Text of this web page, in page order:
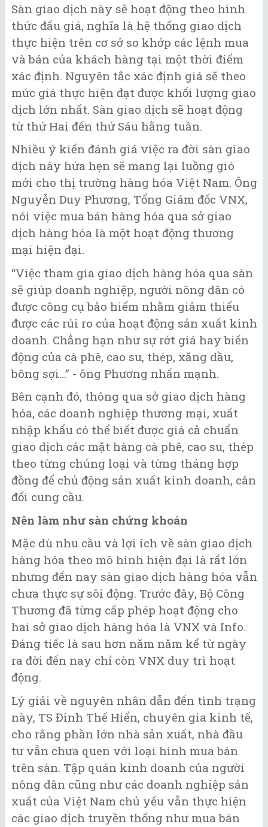
Sàn giao dịch này sẽ hoạt động theo hình
thức đấu giá, nghĩa là hệ thống giao dịch
thực hiện trên cơ sở so khớp các lệnh mua
và bán của khách hàng tại một thời điểm
xác định. Nguyên tắc xác định giá sẽ theo
mức giá thực hiện đạt được khối lượng giao
dịch lớn nhất. Sàn giao dịch sẽ hoạt động
từ thứ Hai đến thứ Sáu hằng tuần.
Nhiều ý kiến đánh giá việc ra đời sàn giao
dịch này hứa hẹn sẽ mang lại luồng gió
mới cho thị trường hàng hóa Việt Nam. Ông
Nguyễn Duy Phương, Tổng Giám đốc VNX,
nói việc mua bán hàng hóa qua sở giao
dịch hàng hóa là một hoạt động thương
mại hiện đại.
“Việc tham gia giao dịch hàng hóa qua sàn
sẽ giúp doanh nghiệp, người nông dân có
được công cụ bảo hiểm nhằm giảm thiểu
được các rủi ro của hoạt động sản xuất kinh
doanh. Chẳng hạn như sự rớt giá hay biến
động của cà phê, cao su, thép, xăng dầu,
bông sợi…” - ông Phương nhấn mạnh.
Bên cạnh đó, thông qua sở giao dịch hàng
hóa, các doanh nghiệp thương mại, xuất
nhập khẩu có thể biết được giá cả chuẩn
giao dịch các mặt hàng cà phê, cao su, thép
theo từng chủng loại và từng tháng hợp
đồng để chủ động sản xuất kinh doanh, cân
đối cung cầu.
Nên làm như sàn chứng khoán
Mặc dù nhu cầu và lợi ích về sàn giao dịch
hàng hóa theo mô hình hiện đại là rất lớn
nhưng đến nay sàn giao dịch hàng hóa vẫn
chưa thực sự sôi động. Trước đây, Bộ Công
Thương đã từng cấp phép hoạt động cho
hai sở giao dịch hàng hóa là VNX và Info.
Đáng tiếc là sau hơn năm năm kể từ ngày
ra đời đến nay chỉ còn VNX duy trì hoạt
động.
Lý giải về nguyên nhân dẫn đến tình trạng
này, TS Đinh Thế Hiển, chuyên gia kinh tế,
cho rằng phần lớn nhà sản xuất, nhà đầu
tư vẫn chưa quen với loại hình mua bán
trên sàn. Tập quán kinh doanh của người
nông dân cũng như các doanh nghiệp sản
xuất của Việt Nam chủ yếu vẫn thực hiện
các giao dịch truyền thống như mua bán